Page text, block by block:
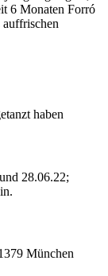
6 Monaten Forró
auffrischen
haben
28.06.22;
München